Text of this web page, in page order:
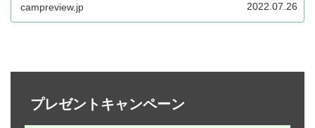
campreview.jp 2022.07.26
プレゼントキャンペーン